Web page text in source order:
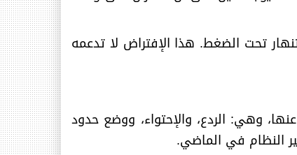
تحت الضغط. هذا الإفتراض لا تدعمه
وهي: الردع، والإحتواء، ووضع حدود
النظام في الماضي.